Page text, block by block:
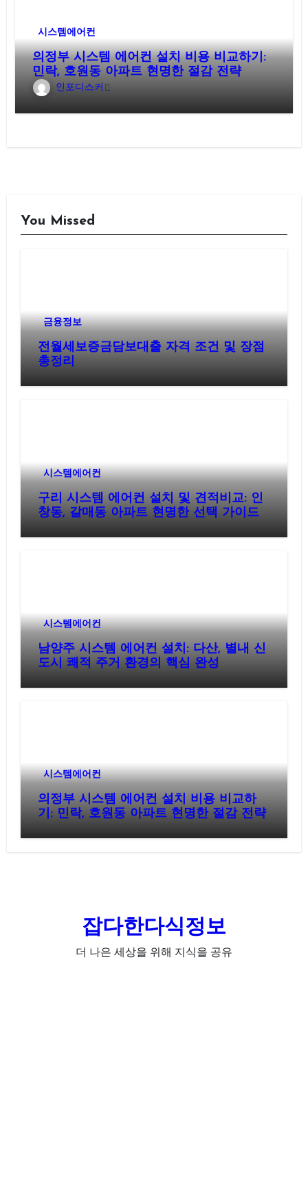
시스템에어컨
의정부 시스템 에어컨 설치 비용 비교하기:
민락, 호원동 아파트 현명한 절감 전략
인포디스커
You Missed
금융정보
전월세보증금담보대출 자격 조건 및 장점
총정리
시스템에어컨
구리 시스템 에어컨 설치 및 견적비교: 인
창동, 갈매동 아파트 현명한 선택 가이드
시스템에어컨
남양주 시스템 에어컨 설치: 다산, 별내 신
도시 쾌적 주거 환경의 핵심 완성
시스템에어컨
의정부 시스템 에어컨 설치 비용 비교하
기: 민락, 호원동 아파트 현명한 절감 전략
잡다한다식정보
더 나은 세상을 위해 지식을 공유